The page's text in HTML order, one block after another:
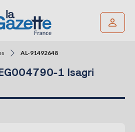
AL-91492648
1 Isagri